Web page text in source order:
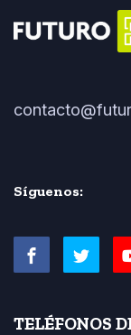
Síguenos:
TELÉFONOS